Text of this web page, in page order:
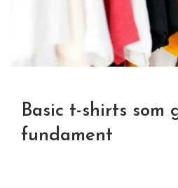
Basic t-shirts som
fundament